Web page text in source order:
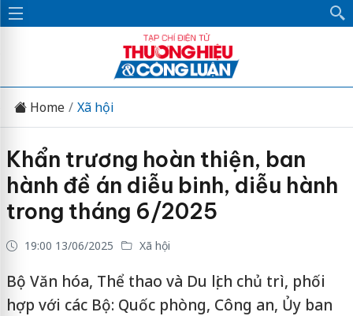
Home Xã hội
Khẩn trương hoàn thiện, ban
hành đề án diễu binh, diễu hành
trong tháng 6/2025
19:00 13/06/2025 Xã hội
Bộ Văn hóa, Thể thao và Du lịch chủ trì, phối
hợp với các Bộ: Quốc phòng, Công an, Ủy ban